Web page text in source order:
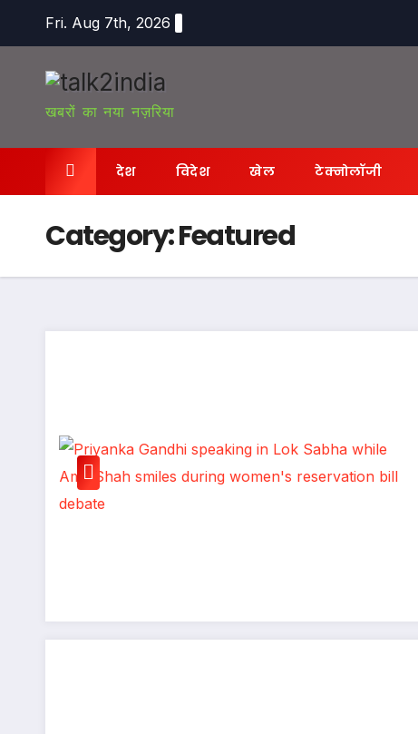
content
Fri. Aug 7th, 2026
खबरों का नया नज़रिया
देश विदेश खेल टेक्नोलॉजी
Category:Featured